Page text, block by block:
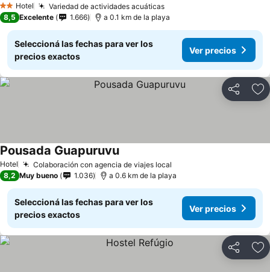
2 Estrellas
Hotel Variedad de actividades acuáticas
8,5 Excelente 1.666 a 0.1 km de la playa
Seleccioná las fechas para ver los
precios exactos
Ver precios
Compartir
Hotel Colaboración con agencia de viajes local
Pousada Guapuruvu
8,2 Muy bueno 1.036 a 0.6 km de la playa
Seleccioná las fechas para ver los
precios exactos
Ver precios
Compartir